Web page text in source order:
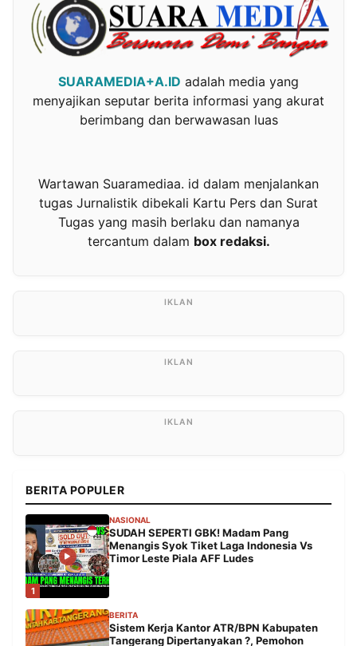
SUARAMEDIA+A.ID adalah media yang
menyajikan seputar berita informasi yang akurat
berimbang dan berwawasan luas
Wartawan Suaramediaa. id dalam menjalankan
tugas Jurnalistik dibekali Kartu Pers dan Surat
Tugas yang masih berlaku dan namanya
tercantum dalam box redaksi.
BERITA POPULER
1
NASIONAL
SUDAH SEPERTI GBK! Madam Pang
Menangis Syok Tiket Laga Indonesia Vs
Timor Leste Piala AFF Ludes
BERITA
Sistem Kerja Kantor ATR/BPN Kabupaten
Tangerang Dipertanyakan ?, Pemohon